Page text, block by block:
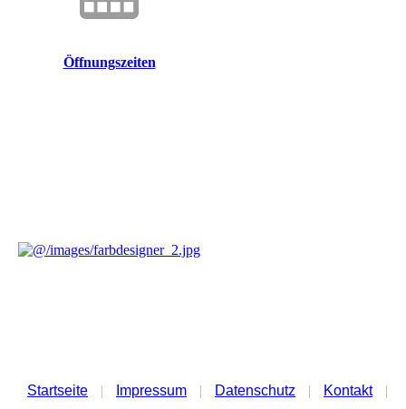
Öffnungszeiten
Startseite | Impressum | Datenschutz | Kontakt |